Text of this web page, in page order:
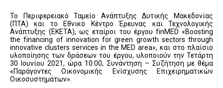
Το Περιφερειακό Ταμείο Ανάπτυξης Δυτικής Μακεδονίας
(ΠΤΑ) και το Εθνικό Κέντρο Έρευνας και Τεχνολογικής
Ανάπτυξης (ΕΚΕΤΑ), ως εταίροι του έργου finMED «Boosting
the financing of innovation for green growth sectors through
innovative clusters services in the MED area», και στο πλαίσιο
υλοποίησης των δράσεων του έργου, υλοποιούν την Τετάρτη
30 Ιουνίου 2021, ώρα 10:00, Συνάντηση – Συζήτηση με θέμα
«Παράγοντες Οικονομικής Ενίσχυσης Επιχειρηματικών
Οικοσυστημάτων».